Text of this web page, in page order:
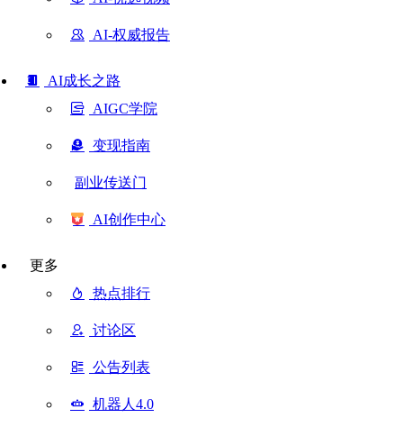
AI-权威报告
AI成长之路
AIGC学院
变现指南
副业传送门
AI创作中心
更多
热点排行
讨论区
公告列表
机器人4.0